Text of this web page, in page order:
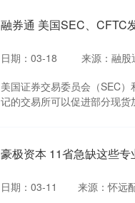
融券通 美国SEC、CFTC
日期：03-18 来源：融股
美国证券交易委员会（SEC
记的交易所可以促进部分现
豪极资本 11省急缺这些
日期：03-11 来源：怀远